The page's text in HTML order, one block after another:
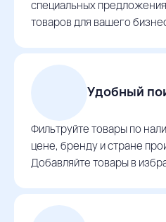
специальных
товаров для вашего
Удобный
Фильтруйте товары по
цене, бренду и стране
Добавляйте товары в